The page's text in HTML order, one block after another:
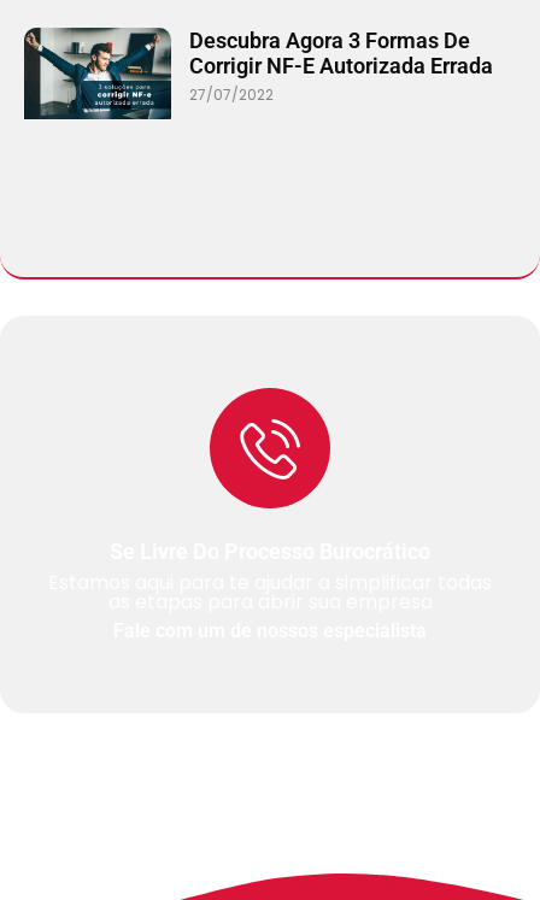
Descubra Agora 3 Formas De
Corrigir NF-E Autorizada Errada
27/07/2022